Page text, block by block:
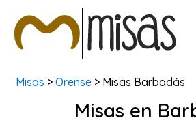
BUSCAR MISAS
Misas > Orense > Misas Barbadás
Misas en